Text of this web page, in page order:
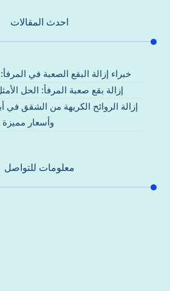
احدث المقالات
خبراء إزالة البقع الصعبة في
إزالة بقع صعبة المرفأ: الحل
إزالة الروائح الكريهة من الشقق في
وأسعار مميزة
معلومات للتواصل